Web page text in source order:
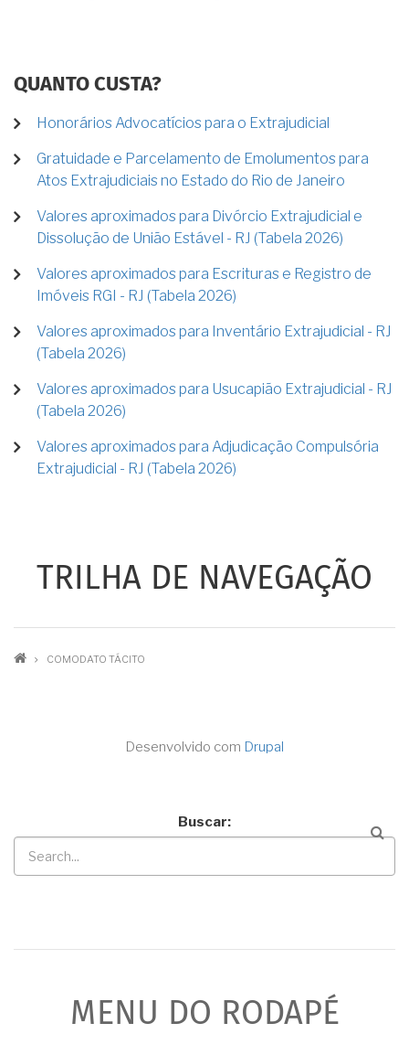
QUANTO CUSTA?
Honorários Advocatícios para o Extrajudicial
Gratuidade e Parcelamento de Emolumentos para
Atos Extrajudiciais no Estado do Rio de Janeiro
Valores aproximados para Divórcio Extrajudicial e
Dissolução de União Estável - RJ (Tabela 2026)
Valores aproximados para Escrituras e Registro de
Imóveis RGI - RJ (Tabela 2026)
Valores aproximados para Inventário Extrajudicial - RJ
(Tabela 2026)
Valores aproximados para Usucapião Extrajudicial - RJ
(Tabela 2026)
Valores aproximados para Adjudicação Compulsória
Extrajudicial - RJ (Tabela 2026)
TRILHA DE NAVEGAÇÃO
COMODATO TÁCITO
Desenvolvido com Drupal
Buscar
MENU DO RODAPÉ